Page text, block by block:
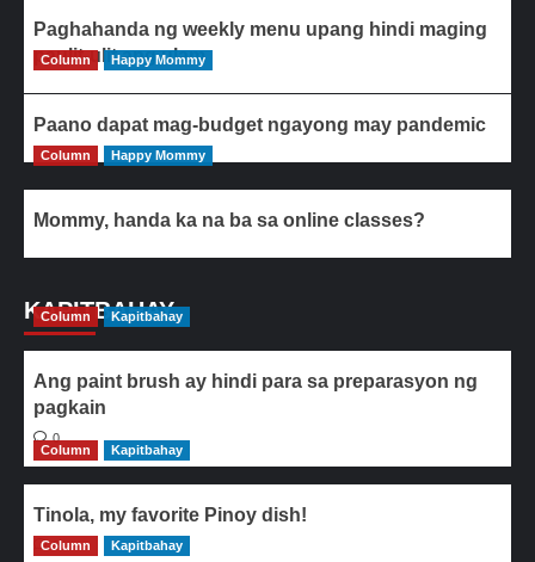
Paghahanda ng weekly menu upang hindi maging
paulit-ulit ang ulam
Column Happy Mommy
Paano dapat mag-budget ngayong may pandemic
Column Happy Mommy
Mommy, handa ka na ba sa online classes?
KAPITBAHAY
Column Kapitbahay
Ang paint brush ay hindi para sa preparasyon ng
pagkain
0
Column
Kapitbahay
Tinola, my favorite Pinoy dish!
0
Column Kapitbahay